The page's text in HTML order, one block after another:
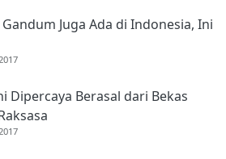
Juga Ada di Indonesia, Ini
Dipercaya Berasal dari Bekas